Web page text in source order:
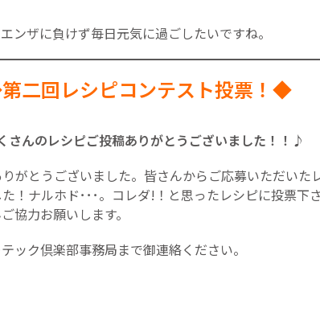
ンザに負けず毎日元気に過ごしたいですね。
二回レシピコンテスト投票！◆
さんのレシピご投稿ありがとうございました！！♪
がとうございました。皆さんからご応募いただいた
！ナルホド･･･。コレダ!！と思ったレシピに投票下
協力お願いします。
ク倶楽部事務局まで御連絡ください。